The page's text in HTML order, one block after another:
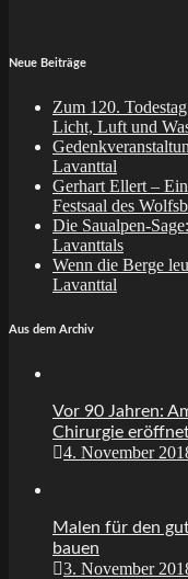
Neue Beiträge
Zum 120.
Licht, Luft und
Lavanttal
Gerhart Ellert –
Festsaal des
Die Saualpen-
Lavanttals
Wenn die Berge
Lavanttal
Aus dem Archiv
Vor 90 Jahren:
Chirurgie
4. November
Malen für den
bauen
3. November